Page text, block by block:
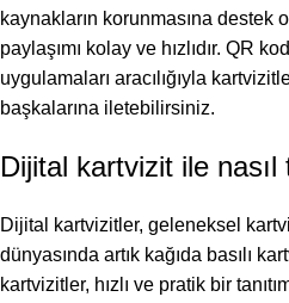
kaynakların korunmasına destek
paylaşımı kolay ve hızlıdır. QR
uygulamaları aracılığıyla
başkalarına iletebilirsiniz.
Dijital kartvizit ile nasıl
Dijital kartvizitler, geleneksel
dünyasında artık kağıda basılı
kartvizitler, hızlı ve pratik bir